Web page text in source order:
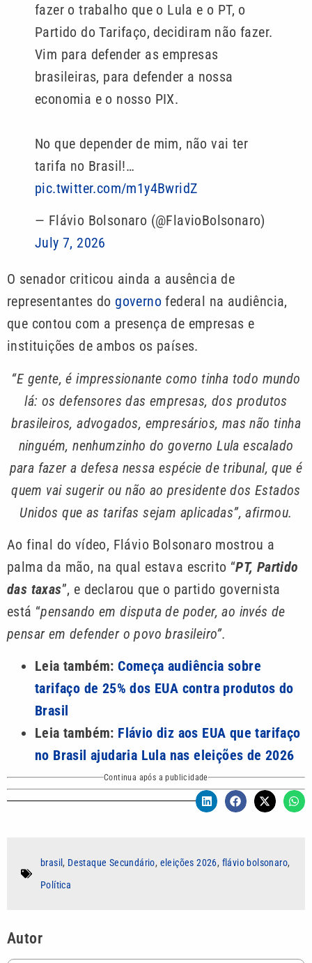
fazer o trabalho que o Lula e o PT, o
Partido do Tarifaço, decidiram não fazer.
Vim para defender as empresas
brasileiras, para defender a nossa
economia e o nosso PIX.
No que depender de mim, não vai ter
tarifa no Brasil!…
pic.twitter.com/m1y4BwridZ
— Flávio Bolsonaro (@FlavioBolsonaro)
July 7, 2026
O senador criticou ainda a ausência de
representantes do governofederal na audiência,
que contou com a presença de empresas e
instituições de ambos os países.
“E gente, é impressionante como tinha todo mundo
lá: os defensores das empresas, dos produtos
brasileiros, advogados, empresários, mas não tinha
ninguém, nenhumzinho do governo Lula escalado
para fazer a defesa nessa espécie de tribunal, que é
quem vai sugerir ou não ao presidente dos Estados
Unidos que as tarifas sejam aplicadas”, afirmou.
Ao final do vídeo, Flávio Bolsonaro mostrou a
palma da mão, na qual estava escrito “PT, Partido
das taxas”, e declarou que o partido governista
está “pensando em disputa de poder, ao invés de
pensar em defender o povo brasileiro”.
Leia também:Começa audiência sobre
tarifaço de 25% dos EUA contra produtos do
Brasil
Leia também: Flávio diz aos EUA que tarifaço
no Brasil ajudaria Lula nas eleições de 2026
Continua após a publicidade
brasil, Destaque Secundário, eleições 2026, flávio bolsonaro,
Política
Autor